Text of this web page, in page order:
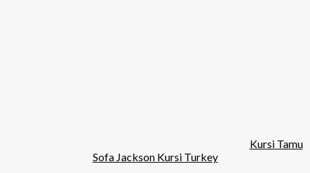
Kursi Tamu
Sofa Jackson Kursi Turkey